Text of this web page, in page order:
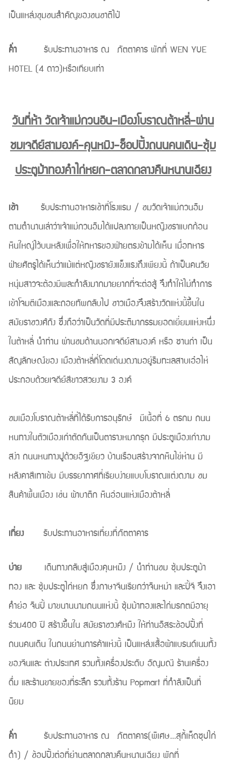
เป็นแหล่งชุมชนสำคัญของชนชาติไป๋
ค่ำ รับประทานอาหาร ณ ภัตตาคาร พักที่ WEN YUE
HOTEL (4 ดาว)หรือเทียบเท่า
วันที่ห้า วัดเจ้าแม่กวนอิน-เมืองโบราณต้าหลี่-ผ่าน
ชมเจดีย์สามองค์-คุนหมิง-ช็อปปิ้งถนนคนเดิน-ซุ้ม
ประตูม้าทองคำไก่หยก-ตลาดกลางคืนหนานเฉียง
เช้า รับประทานอาหารเช้าที่โรงแรม / ชมวัดเจ้าแม่กวนอิม
ตามตำนานเล่าว่าเจ้าแม่กวนอิมได้แปลงกายเป็นหญิงชราแบกก้อน
หินใหญ่ไว้บนหลังเพื่อให้ทหารของฝ่ายตรงข้ามได้เห็น เมื่อทหาร
ฝ่ายศัตรูได้เห็นว่าแม้แต่หญิงชรายังแข็งแรงถึงเพียงนี้ ถ้าเป็นคนวัย
หนุ่มสาวจะต้องมีพละกำลังมากมายยากที่จะต่อสู้ จึงทำให้ไม่ทำการ
เข้าโจมตีเมืองและถอยทัพกลับไป ชาวเมืองจึงสร้างวัดแห่งนี้ขึ้นใน
สมัยราชวงศ์ถัง ซึ่งถือว่าเป็นวัดที่มีประติมากรรมยอดเยี่ยมแห่งหนึ่ง
ในต้าหลี่ นำท่าน ผ่านชมด้านนอกเจดีย์สามองค์ หรือ ซานถ่า เป็น
สัญลักษณ์ของ เมืองต้าหลี่ที่โดดเด่นงดงามอยู่ริมทะเลสาบเอ๋อไห่
ประกอบด้วยเจดีย์สีขาวสวยงาม 3 องค์
ชมเมืองโบราณต้าหลี่ที่ได้รับการอนุรักษ์ มีเนื้อที่ 6 ตรกม ถนน
หนทางในตัวเมืองเก่าตัดกันเป็นตารางหมากรุก มีประตูเมืองเก่างาม
สง่า ถนนหนทางปูด้วยอิฐเขียว บ้านเรือนสร้างจากหินไข่ห่าน มี
หลังคาสีเทาเข้ม มีบรรยากาศที่เรียบง่ายแบบโบราณแต่งดงาม ชม
สินค้าพื้นเมือง เช่น ผ้าบาติก หินอ่อนแห่งเมืองต้าหลี่
เที่ยงรับประทานอาหารเที่ยงที่ภัตตาคาร
บ่าย เดินทางกลับสู่เมืองคุนหมิง / นำท่านชม ซุ้มประตูม้า
ทอง และ ซุ้มประตูไก่หยก ซึ่งภาษาจีนเรียกว่าจินหม่า และปี้จี จึงเอา
คำย่อ จินปี้ มาขนานนามถนนแห่งนี้ ซุ้มม้าทองและไก่มรกตมีอายุ
ร่วม400 ปี สร้างขึ้นใน สมัยราชวงศ์หมิง ให้ท่านอิสระช้อปปิ้งที่
ถนนคนเดิน ในถนนย่านการค้าแห่งนี้ เป็นแหล่งเสื้อผ้าแบรนด์เนมทั้ง
ของจีนและ ต่างประเทศ รวมทั้งเครื่องประดับ อัญมณี ร้านเครื่อง
ดื่ม และร้านขายของที่ระลึก รวมทั้งร้าน Popmart ที่กำลังเป็นที่
นิยม
ค่ำ รับประทานอาหาร ณ ภัตตาคาร(พิเศษ...สุกี้เห็ดซุปไก่
ดำ) / ช้อปปิ้งต่อที่ย่านตลาดกลางคืนหนานเฉียง พักที่